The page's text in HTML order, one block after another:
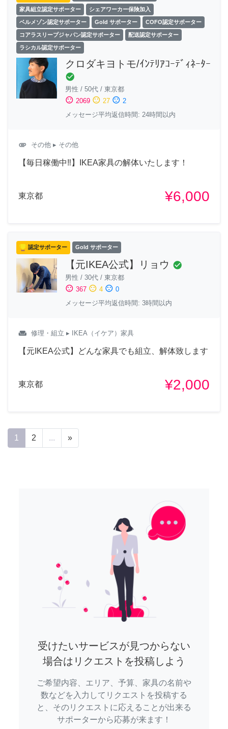
家具組立認定サポーター シェアワーカー保険加入
ベルメゾン認定サポーター Gold サポーター COFO認定サポーター
コアラスリープジャパン認定サポーター 配送認定サポーター
ラシカル認定サポーター
クロダキヨトモ/ｲﾝﾃﾘｱｺｰﾃﾞｨﾈｰﾀｰ
check_circle
男性 / 50代 / 東京都
sentiment_satisfied 2069 sentiment_neutral 27 sentiment_dissatisfied 2
メッセージ平均返信時間: 24時間以内
attachment その他 ▸ その他
【毎日稼働中‼︎】IKEA家具の解体いたします！
東京都 ¥6,000
認定サポーター Gold サポーター
【元IKEA公式】リョウ check_circle
男性 / 30代 / 東京都
sentiment_satisfied 367 sentiment_neutral 4 sentiment_dissatisfied 0
メッセージ平均返信時間: 3時間以内
weekend 修理・組立 ▸ IKEA（イケア）家具
【元IKEA公式】どんな家具でも組立、解体致します
東京都 ¥2,000
1 2 ... »
受けたいサービスが見つからない
場合はリクエストを投稿しよう
ご希望内容、エリア、予算、家具の名前や
数などを入力してリクエストを投稿する
と、そのリクエストに応えることが出来る
サポーターから応募が来ます！